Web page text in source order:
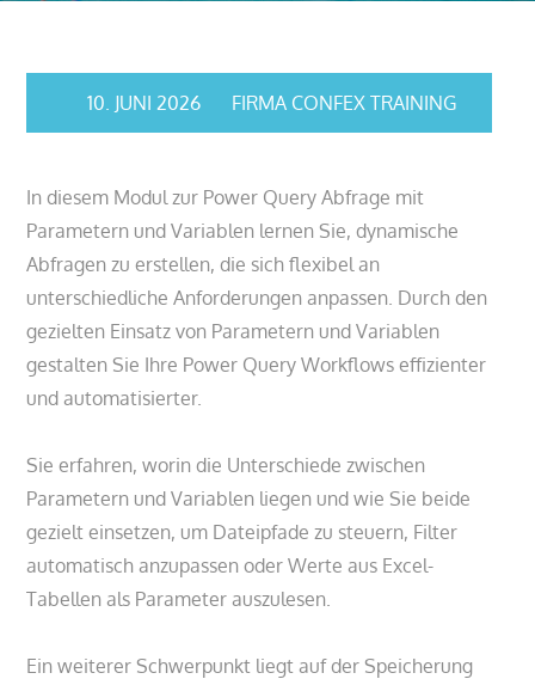
10. JUNI 2026 FIRMA CONFEX TRAINING
In diesem Modul zur Power Query Abfrage mit
Parametern und Variablen lernen Sie, dynamische
Abfragen zu erstellen, die sich flexibel an
unterschiedliche Anforderungen anpassen. Durch den
gezielten Einsatz von Parametern und Variablen
gestalten Sie Ihre Power Query Workflows effizienter
und automatisierter.
Sie erfahren, worin die Unterschiede zwischen
Parametern und Variablen liegen und wie Sie beide
gezielt einsetzen, um Dateipfade zu steuern, Filter
automatisch anzupassen oder Werte aus Excel-
Tabellen als Parameter auszulesen.
Ein weiterer Schwerpunkt liegt auf der Speicherung